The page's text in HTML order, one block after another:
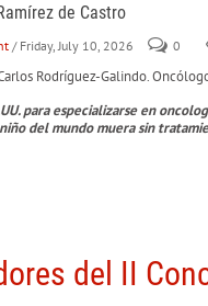
de Castro
/ Friday, July 10, 2026 0
Rodríguez-Galindo.
para especializarse en
del mundo muera sin
del II